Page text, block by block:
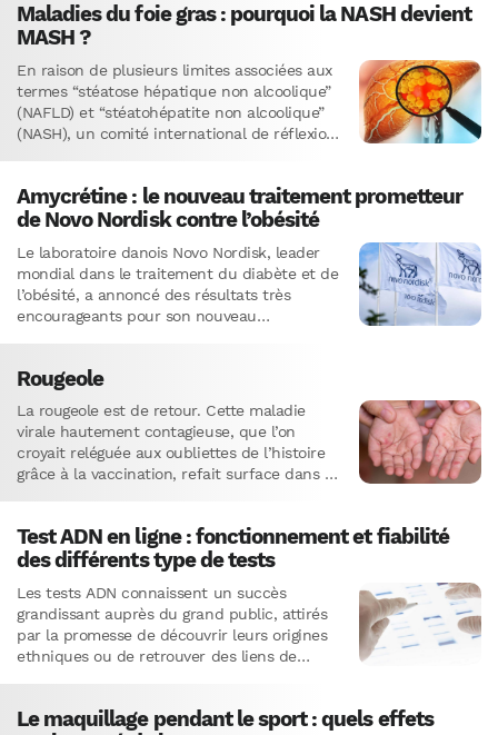
Maladies du foie gras : pourquoi la NASH devient
MASH ?
En raison de plusieurs limites associées aux
termes “stéatose hépatique non alcoolique”
(NAFLD) et “stéatohépatite non alcoolique”
(NASH), un comité international de réflexion
Amycrétine : le nouveau traitement prometteur
de Novo Nordisk contre l’obésité
Le laboratoire danois Novo Nordisk, leader
mondial dans le traitement du diabète et de
l’obésité, a annoncé des résultats très
encourageants pour son nouveau
Rougeole
La rougeole est de retour. Cette maladie
virale hautement contagieuse, que l’on
croyait reléguée aux oubliettes de l’histoire
grâce à la vaccination, refait surface dans de
Test ADN en ligne : fonctionnement et fiabilité
des différents type de tests
Les tests ADN connaissent un succès
grandissant auprès du grand public, attirés
par la promesse de découvrir leurs origines
ethniques ou de retrouver des liens de
Le maquillage pendant le sport : quels effets